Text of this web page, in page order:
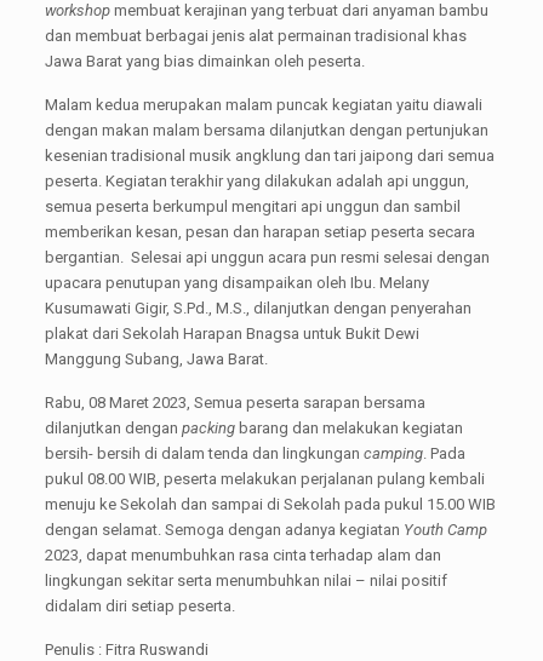
workshopmembuat kerajinan yang terbuat dari anyaman bambu
dan membuat berbagai jenis alat permainan tradisional khas
Jawa Barat yang bias dimainkan oleh peserta.
Malam kedua merupakan malam puncak kegiatan yaitu diawali
dengan makan malam bersama dilanjutkan dengan pertunjukan
kesenian tradisional musik angklung dan tari jaipong dari semua
peserta. Kegiatan terakhir yang dilakukan adalah api unggun,
semua peserta berkumpul mengitari api unggun dan sambil
memberikan kesan, pesan dan harapan setiap peserta secara
bergantian. Selesai api unggun acara pun resmi selesai dengan
upacara penutupan yang disampaikan oleh Ibu. Melany
Kusumawati Gigir, S.Pd., M.S., dilanjutkan dengan penyerahan
plakat dari Sekolah Harapan Bnagsa untuk Bukit Dewi
Manggung Subang, Jawa Barat.
Rabu, 08 Maret 2023, Semua peserta sarapan bersama
dilanjutkan dengan packingbarang dan melakukan kegiatan
bersih- bersih di dalam tenda dan lingkungan camping. Pada
pukul 08.00 WIB, peserta melakukan perjalanan pulang kembali
menuju ke Sekolah dan sampai di Sekolah pada pukul 15.00 WIB
dengan selamat. Semoga dengan adanya kegiatan Youth Camp
2023, dapat menumbuhkan rasa cinta terhadap alam dan
lingkungan sekitar serta menumbuhkan nilai – nilai positif
didalam diri setiap peserta.
Penulis : Fitra Ruswandi